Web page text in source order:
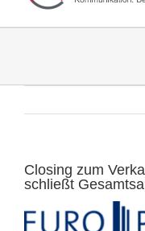
Closing zum
schließt